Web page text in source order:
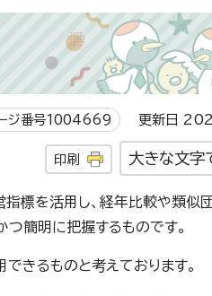
ジ番号1004669 更新日
印刷 大きな文字
指標を活用し、経年比較や類似
簡明に把握するものです。
きるものと考えております。